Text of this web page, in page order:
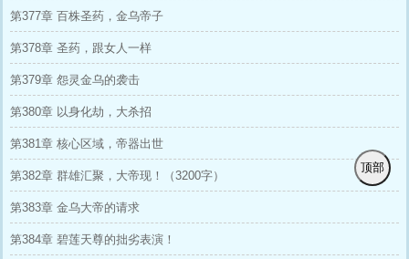
第377章 百株圣药，金乌帝子
第378章 圣药，跟女人一样
第379章 怨灵金乌的袭击
第380章 以身化劫，大杀招
第381章 核心区域，帝器出世
第382章 群雄汇聚，大帝现！（3200字）
第383章 金乌大帝的请求
第384章 碧莲天尊的拙劣表演！
顶部